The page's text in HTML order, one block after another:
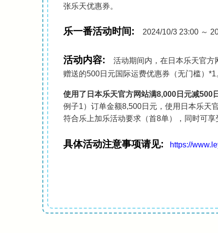
张乐天优惠券。
乐一番活动时间: 2024/10/3 23:00 ～
活动内容:
活动期间内，在日本乐天官
赠送的500日元国际运费优惠券（无门槛）
使用了日本乐天官方网站满8,000日元减500
例子1）订单金额8,500日元，使用日本乐天
符合乐上加乐活动要求（首8单），同时可享
具体活动注意事项请见: https://